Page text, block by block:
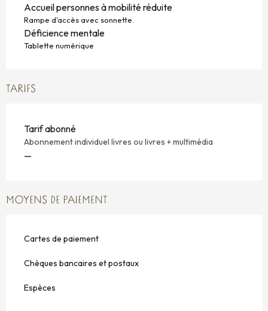
Accueil personnes à mobilité réduite
Rampe d'accès avec sonnette.
Déficience mentale
Tablette numérique
TARIFS
Tarif abonné
Abonnement individuel livres ou livres + multimédia
—
MOYENS DE PAIEMENT
Cartes de paiement
Chèques bancaires et postaux
Espèces